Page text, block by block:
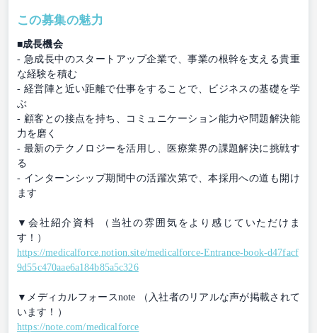
この募集の魅力
■成長機会
- 急成長中のスタートアップ企業で、事業の根幹を支える貴重
な経験を積む
- 経営陣と近い距離で仕事をすることで、ビジネスの基礎を学
ぶ
- 顧客との接点を持ち、コミュニケーション能力や問題解決能
力を磨く
- 最新のテクノロジーを活用し、医療業界の課題解決に挑戦す
る
- インターンシップ期間中の活躍次第で、本採用への道も開け
ます
▼会社紹介資料 （当社の雰囲気をより感じていただけま
す！）
https://medicalforce.notion.site/medicalforce-Entrance-book-d47facf
9d55c470aae6a184b85a5c326
▼メディカルフォースnote （入社者のリアルな声が掲載されて
います！）
https://note.com/medicalforce